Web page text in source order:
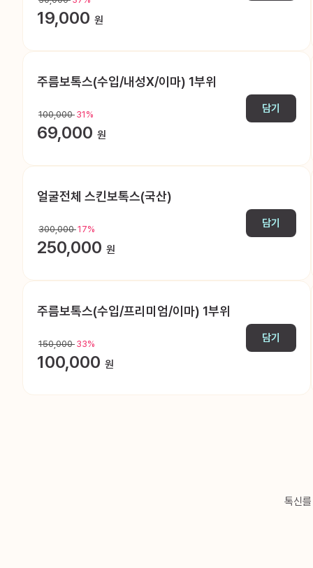
19,000 원
주름보톡스(수입/내성X/이마) 1부위
100,000 31%
69,000 원
담기
얼굴전체 스킨보톡스(국산)
300,00017%
250,000 원
담기
주름보톡스(수입/프리미엄/이마) 1부위
150,000 33%
100,000 원
담기
톡신